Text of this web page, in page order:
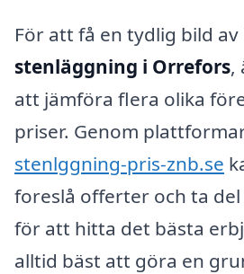
För att få en tydlig bild
stenläggning i Orrefors,
att jämföra flera olika
priser. Genom
stenlggning-pris-znb.se
foreslå offerter och ta
för att hitta det bästa
alltid bäst att göra en